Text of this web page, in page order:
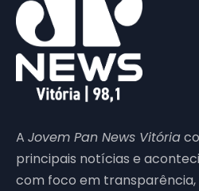
A Jovem Pan News Vitória
principais notícias e
com foco em transparência,